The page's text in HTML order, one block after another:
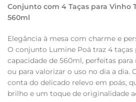
Conjunto com 4 Taças para Vinho
560ml
Elegância à mesa com charme e
O conjunto Lumine Poá traz 4
capacidade de 560ml, perfeitas
ou para valorizar o uso no dia a dia.
conta do delicado relevo em poás,
brilho e um toque de originalidade